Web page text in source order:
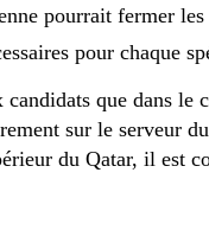
pourrait fermer
pour chaque
que dans le
sur le serveur
du Qatar, il est